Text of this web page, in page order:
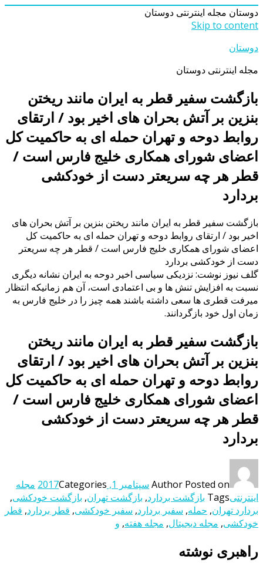
دوستان مجله اینترنتی دوستان
Skip to content
دوستان
مجله اینترنتی دوستان
بازگشت سفیر قطر به ایران مانند ریختن
بنزین بر آتش بحران های اخیر بود / ارتقای
روابط دوحه و تهران حمله ای به حاکمیت کل
اعضای شورای همکاری خلیج فارس است /
قطر هر چه سریعتر دست از خودکشی
بردارد
بازگشت سفیر قطر به ایران مانند ریختن بنزین بر آتش بحران های
اخیر بود / ارتقای روابط دوحه و تهران حمله ای به حاکمیت کل
اعضای شورای همکاری خلیج فارس است / قطر هر چه سریعتر
دست از خودکشی بردارد
گلف نیوز نوشت: نزدیکی سیاسی اخیر دوحه به ایران نشانه دیگری
نسبت به افزایش تنش ها و بی اعتمادی است، آن هم زمانیکه انتظار
میرفت قطری ها سعی داشته باشند همه چیز را در خلیج فارس به
زمان اول خود بازگردانند.
بازگشت سفیر قطر به ایران مانند ریختن
بنزین بر آتش بحران های اخیر بود / ارتقای
روابط دوحه و تهران حمله ای به حاکمیت کل
اعضای شورای همکاری خلیج فارس است /
قطر هر چه سریعتر دست از خودکشی
بردارد
Author Posted on سپتامبر 1, 2017 Categories
مجله
اینترنتیTags بازگشت بردارد, بازگشت تهران, بازگشت خودکشی,
بردارد تهران, حمله, سفیر بردارد, سفیر خودکشی, قطر بردارد, قطر
خودکشی, مجله دیجیتال, مجله هفته, و
راهبری نوشته